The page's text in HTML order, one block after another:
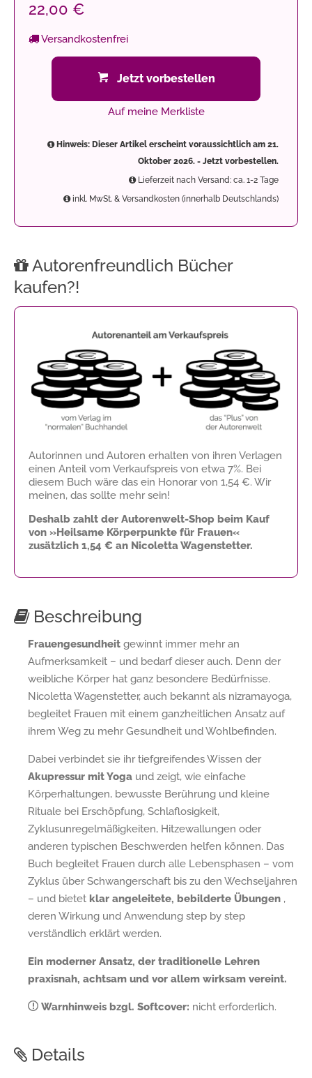
22,00 €
Versandkostenfrei
Jetzt vorbestellen
Auf meine Merkliste
Hinweis: Dieser Artikel erscheint voraussichtlich am 21.
Oktober 2026. - Jetzt vorbestellen.
Lieferzeit nach Versand: ca. 1-2 Tage
inkl. MwSt. & Versandkosten (innerhalb Deutschlands)
Autorenfreundlich Bücher
kaufen?!
Autorinnen und Autoren erhalten von ihren Verlagen
einen Anteil vom Verkaufspreis von etwa 7%. Bei
diesem Buch wäre das ein Honorar von 1,54 €. Wir
meinen, das sollte mehr sein!
Deshalb zahlt der Autorenwelt-Shop beim Kauf
von »Heilsame Körperpunkte für Frauen«
zusätzlich 1,54 € an Nicoletta Wagenstetter.
Beschreibung
Frauengesundheit gewinnt immer mehr an
Aufmerksamkeit – und bedarf dieser auch. Denn der
weibliche Körper hat ganz besondere Bedürfnisse.
Nicoletta Wagenstetter, auch bekannt als nizramayoga,
begleitet Frauen mit einem ganzheitlichen Ansatz auf
ihrem Weg zu mehr Gesundheit und Wohlbefinden.
Dabei verbindet sie ihr tiefgreifendes Wissen der
Akupressur mit Yoga und zeigt, wie einfache
Körperhaltungen, bewusste Berührung und kleine
Rituale bei Erschöpfung, Schlaflosigkeit,
Zyklusunregelmäßigkeiten, Hitzewallungen oder
anderen typischen Beschwerden helfen können. Das
Buch begleitet Frauen durch alle Lebensphasen – vom
Zyklus über Schwangerschaft bis zu den Wechseljahren
– und bietet klar angeleitete, bebilderte Übungen ,
deren Wirkung und Anwendung step by step
verständlich erklärt werden.
Ein moderner Ansatz, der traditionelle Lehren
praxisnah, achtsam und vor allem wirksam vereint.
Warnhinweis bzgl. Softcover: nicht erforderlich.
Details